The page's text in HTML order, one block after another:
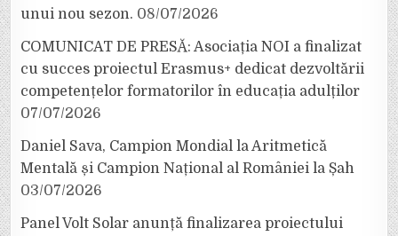
unui nou sezon. 08/07/2026
COMUNICAT DE PRESĂ: Asociația NOI a finalizat
cu succes proiectul Erasmus+ dedicat dezvoltării
competențelor formatorilor în educația adulților
07/07/2026
Daniel Sava, Campion Mondial la Aritmetică
Mentală și Campion Național al României la Șah
03/07/2026
Panel Volt Solar anunță finalizarea proiectului